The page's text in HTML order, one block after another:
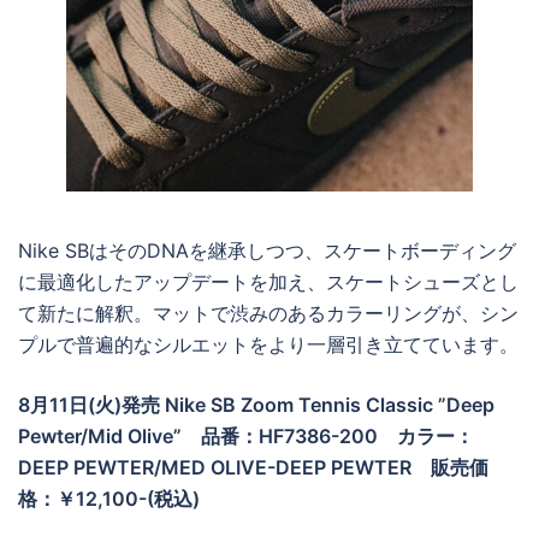
Nike SBはそのDNAを継承しつつ、スケートボーディング
に最適化したアップデートを加え、スケートシューズとし
て新たに解釈。マットで渋みのあるカラーリングが、シン
プルで普遍的なシルエットをより一層引き立てています。
8月11日(火)発売 Nike SB Zoom Tennis Classic ”Deep
Pewter/Mid Olive” 品番：HF7386-200 カラー：
DEEP PEWTER/MED OLIVE-DEEP PEWTER
販売価
格：￥12,100-(税込)